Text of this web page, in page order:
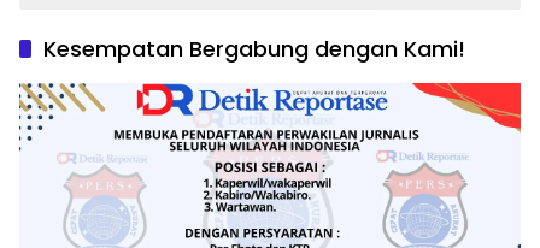
Kesempatan Bergabung dengan Kami!